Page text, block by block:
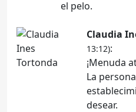
el pelo.
Claudia
13:12):
¡Menuda
La
desear.